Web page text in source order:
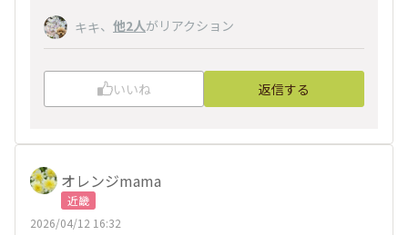
キキ、 他2人がリアクション
いいね 返信する
オレンジmama
近畿
2026/04/12 16:32